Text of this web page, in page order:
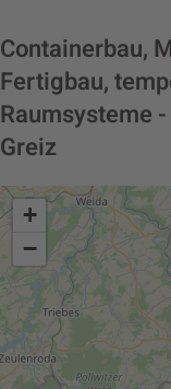
Containerbau,
Fertigbau,
Raumsysteme
Greiz
+
−